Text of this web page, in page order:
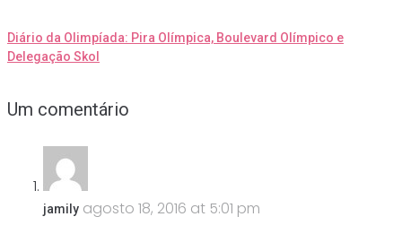
Diário da Olimpíada: Pira Olímpica, Boulevard Olímpico e
Delegação Skol
Um comentário
jamily agosto 18, 2016 at 5:01 pm